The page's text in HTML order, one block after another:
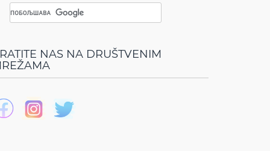
NAS NA DRUŠTVENIM